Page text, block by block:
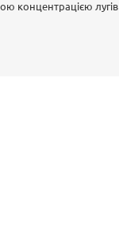
концентрацією лугів